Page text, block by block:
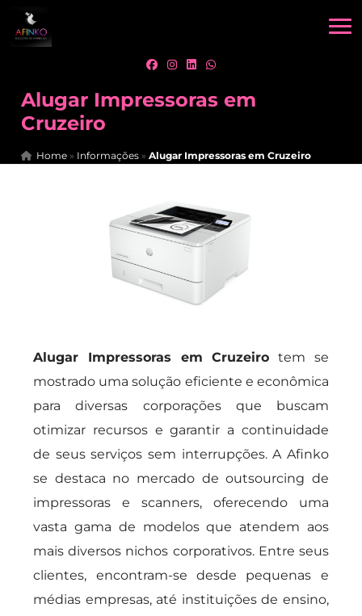
Alugar Impressoras em
Cruzeiro
Home » Informações »Alugar Impressoras em Cruzeiro
Alugar Impressoras em Cruzeiro tem se
mostrado uma solução eficiente e econômica
para diversas corporações que buscam
otimizar recursos e garantir a continuidade
de seus serviços sem interrupções. A Afinko
se destaca no mercado de outsourcing de
impressoras e scanners, oferecendo uma
vasta gama de modelos que atendem aos
mais diversos nichos corporativos. Entre seus
clientes, encontram-se desde pequenas e
médias empresas, até instituições de ensino,